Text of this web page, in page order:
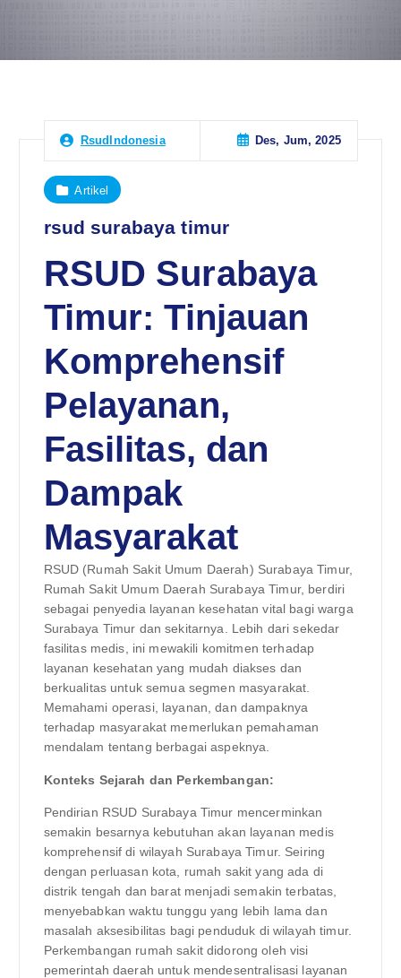
RsudIndonesia Des, Jum, 2025
Artikel
rsud surabaya timur
RSUD Surabaya
Timur: Tinjauan
Komprehensif
Pelayanan,
Fasilitas, dan
Dampak
Masyarakat
RSUD (Rumah Sakit Umum Daerah) Surabaya Timur,
Rumah Sakit Umum Daerah Surabaya Timur, berdiri
sebagai penyedia layanan kesehatan vital bagi warga
Surabaya Timur dan sekitarnya. Lebih dari sekedar
fasilitas medis, ini mewakili komitmen terhadap
layanan kesehatan yang mudah diakses dan
berkualitas untuk semua segmen masyarakat.
Memahami operasi, layanan, dan dampaknya
terhadap masyarakat memerlukan pemahaman
mendalam tentang berbagai aspeknya.
Konteks Sejarah dan Perkembangan:
Pendirian RSUD Surabaya Timur mencerminkan
semakin besarnya kebutuhan akan layanan medis
komprehensif di wilayah Surabaya Timur. Seiring
dengan perluasan kota, rumah sakit yang ada di
distrik tengah dan barat menjadi semakin terbatas,
menyebabkan waktu tunggu yang lebih lama dan
masalah aksesibilitas bagi penduduk di wilayah timur.
Perkembangan rumah sakit didorong oleh visi
pemerintah daerah untuk mendesentralisasi layanan